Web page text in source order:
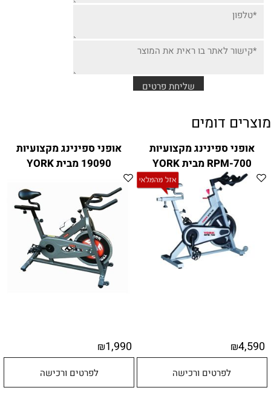
מוצרים דומים
אופני ספינינג מקצועיות
RPM-700 מבית YORK
₪4,590
לפרטים ורכישה
אופני ספינינג מקצועיות
19090 מבית YORK
₪1,990
לפרטים ורכישה